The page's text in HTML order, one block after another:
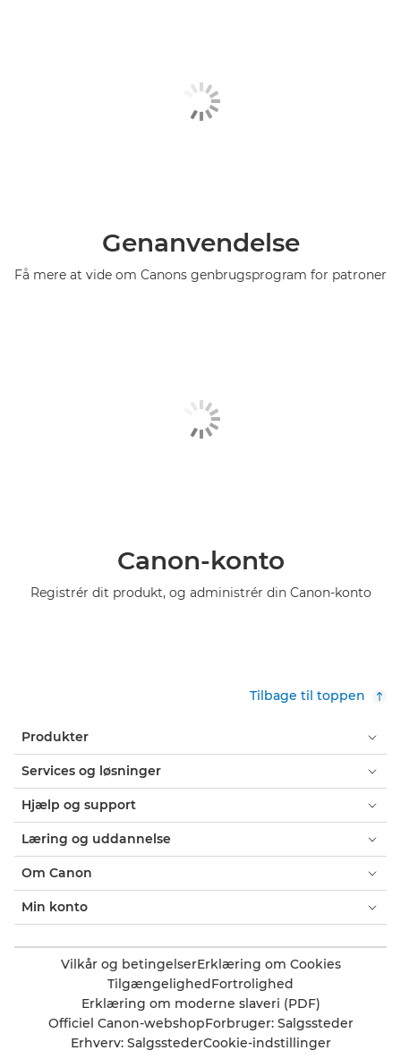
Genanvendelse
Få mere at vide om Canons genbrugsprogram for patroner
Canon-konto
Registrér dit produkt, og administrér din Canon-konto
Tilbage til toppen
Produkter
Services og løsninger
Hjælp og support
Læring og uddannelse
Om Canon
Min konto
Vilkår og betingelserErklæring om Cookies
TilgængelighedFortrolighed
Erklæring om moderne slaveri (PDF)
Officiel Canon-webshopForbruger: Salgssteder
Erhverv: SalgsstederCookie-indstillinger